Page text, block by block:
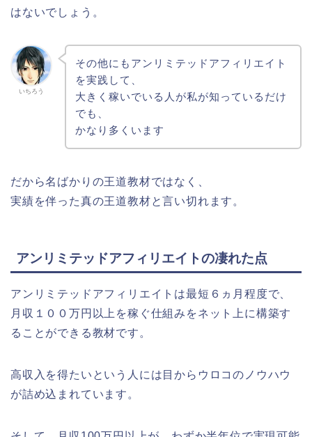
はないでしょう。
いちろう
その他にもアンリミテッドアフィリエイト
を実践して、
大きく稼いでいる人が私が知っているだけ
でも、
かなり多くいます
だから名ばかりの王道教材ではなく、
実績を伴った真の王道教材と言い切れます。
アンリミテッドアフィリエイトの凄れた点
アンリミテッドアフィリエイトは最短６ヵ月程度で、
月収１００万円以上を稼ぐ仕組みをネット上に構築す
ることができる教材です。
高収入を得たいという人には目からウロコのノウハウ
が詰め込まれています。